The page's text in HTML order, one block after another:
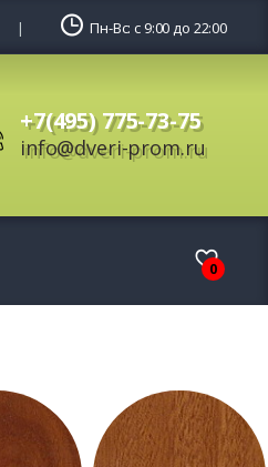
Пн-Вс: с 9:00 до 22:00
+7(495) 775-73-75
info@dveri-prom.ru
0